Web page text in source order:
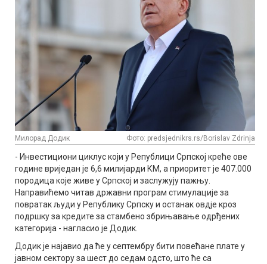
Милорад Додик Фото: predsjednikrs.rs/Borislav Zdrinja
- Инвестициони циклус који у Републици Српској креће ове
године вриједан је 6,6 милијарди КМ, а приоритет је 407.000
породица које живе у Српској и заслужују пажњу.
Направићемо читав државни програм стимулације за
повратак људи у Републику Српску и останак овдје кроз
подршку за кредите за стамбено збрињавање одрђених
категорија - нагласио је Додик.
Додик је најавио да ће у септембру бити повећане плате у
јавном сектору за шест до седам одсто, што ће са